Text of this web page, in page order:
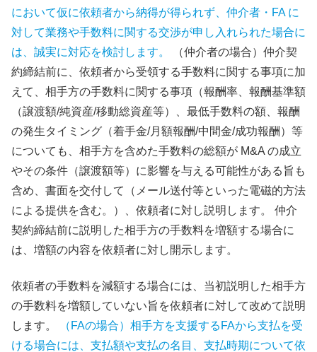
において仮に依頼者から納得が得られず、仲介者・FA に
対して業務や手数料に関する交渉が申し入れられた場合に
は、誠実に対応を検討します。
（仲介者の場合）仲介契
約締結前に、依頼者から受領する手数料に関する事項に加
えて、相手方の手数料に関する事項（報酬率、報酬基準額
（譲渡額/純資産/移動総資産等）、最低手数料の額、報酬
の発生タイミング（着手金/月額報酬/中間金/成功報酬）等
についても、相手方を含めた手数料の総額が M&A の成立
やその条件（譲渡額等）に影響を与える可能性がある旨も
含め、書面を交付して（メール送付等といった電磁的方法
による提供を含む。）、依頼者に対し説明します。 仲介
契約締結前に説明した相手方の手数料を増額する場合に
は、増額の内容を依頼者に対し開示します。
依頼者の手数料を減額する場合には、当初説明した相手方
の手数料を増額していない旨を依頼者に対して改めて説明
します。
（FAの場合）相手方を支援するFAから支払を受
ける場合には、支払額や支払の名目、支払時期について依